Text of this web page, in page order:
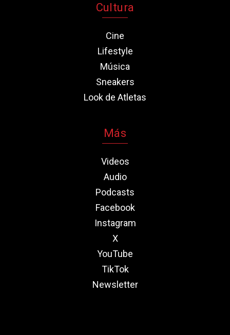
Cultura
Cine
Lifestyle
Música
Sneakers
Look de Atletas
Más
Videos
Audio
Podcasts
Facebook
Instagram
X
YouTube
TikTok
Newsletter